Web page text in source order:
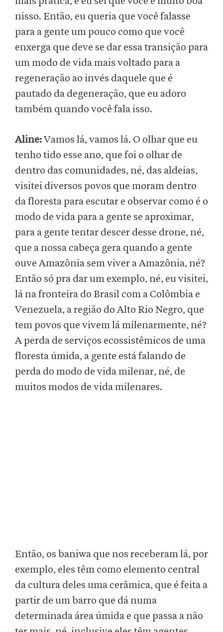
nisso. Então, eu queria que você falasse
para a gente um pouco como que você
enxerga que deve se dar essa transição para
um modo de vida mais voltado para a
regeneração ao invés daquele que é
pautado da degeneração, que eu adoro
também quando você fala isso.
Aline:Vamos lá, vamos lá. O olhar que eu
tenho tido esse ano, que foi o olhar de
dentro das comunidades, né, das aldeias,
visitei diversos povos que moram dentro
da floresta para escutar e observar como é o
modo de vida para a gente se aproximar,
para a gente tentar descer desse drone, né,
que a nossa cabeça gera quando a gente
ouve Amazônia sem viver a Amazônia, né?
Então só pra dar um exemplo, né, eu visitei,
lá na fronteira do Brasil com a Colômbia e
Venezuela, a região do Alto Rio Negro, que
tem povos que vivem lá milenarmente, né?
A perda de serviços ecossistêmicos de uma
floresta úmida, a gente está falando de
perda do modo de vida milenar, né, de
muitos modos de vida milenares.
Então, os baniwa que nos receberam lá, por
exemplo, eles têm como elemento central
da cultura deles uma cerâmica, que é feita a
partir de um barro que dá numa
determinada área úmida e que passa a não